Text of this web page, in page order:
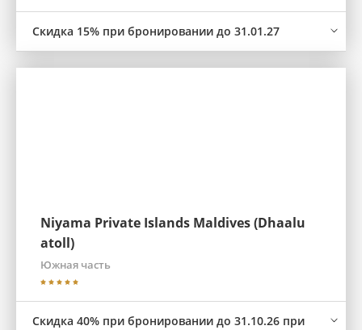
Скидка 15% при бронировании до 31.01.27
Niyama Private Islands Maldives (Dhaalu
atoll)
Южная часть
Скидка 40% при бронировании до 31.10.26 при